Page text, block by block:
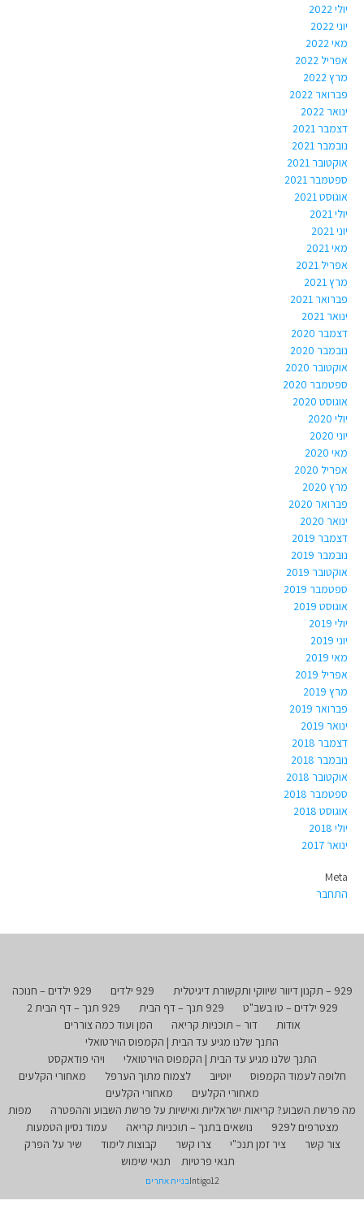
יולי 2022
יוני 2022
מאי 2022
אפריל 2022
מרץ 2022
פברואר 2022
ינואר 2022
דצמבר 2021
נובמבר 2021
אוקטובר 2021
ספטמבר 2021
אוגוסט 2021
יולי 2021
יוני 2021
מאי 2021
אפריל 2021
מרץ 2021
פברואר 2021
ינואר 2021
דצמבר 2020
נובמבר 2020
אוקטובר 2020
ספטמבר 2020
אוגוסט 2020
יולי 2020
יוני 2020
מאי 2020
אפריל 2020
מרץ 2020
פברואר 2020
ינואר 2020
דצמבר 2019
נובמבר 2019
אוקטובר 2019
ספטמבר 2019
אוגוסט 2019
יולי 2019
יוני 2019
מאי 2019
אפריל 2019
מרץ 2019
פברואר 2019
ינואר 2019
דצמבר 2018
נובמבר 2018
אוקטובר 2018
ספטמבר 2018
אוגוסט 2018
יולי 2018
ינואר 2017
Meta
התחבר
929 – תקנון דיוור שיווקי ותקשורת דיגיטלית 929 ילדים
929 ילדים – חנוכה
929 ילדים – טו בשב"ט
929 תנך – דף הבית
929 תנך – דף הבית 2
אודות
דור – תוכניות קריאה
המן ועוד כמה צוררים
התנך שלנו מגיע עד הבית | הקמפוס הוירטואלי
התנך שלנו מגיע עד הבית | הקמפוס הוירטואלי
ויהי פודאקסט
חלופה לעמוד הקמפוס
יוטיוב לצמוח מתוך הערפל
מאחורי הקלעים
מאחורי הקלעים
מאחורי הקלעים
מה פרשת השבוע? קריאות ישראליות ואישיות על פרשת השבוע וההפטרה
מפות
מצטרפים ל929
נושאים בתנך – תוכניות קריאה
עמוד נסיון הטמעות
צור קשר
ציר זמן תנכ"י צרו קשר קבוצות לימוד
שיר על הפרק
תנאי פרטיות
תנאי שימוש
Intigo12בניית אתרים